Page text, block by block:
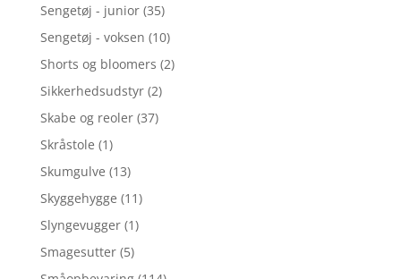
Sengetøj - junior (35)
Sengetøj - voksen (10)
Shorts og bloomers (2)
Sikkerhedsudstyr (2)
Skabe og reoler (37)
Skråstole (1)
Skumgulve (13)
Skyggehygge (11)
Slyngevugger (1)
Smagesutter (5)